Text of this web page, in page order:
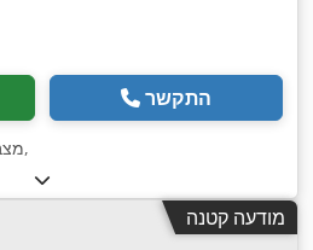
התקשר
,
מודעה קטנה